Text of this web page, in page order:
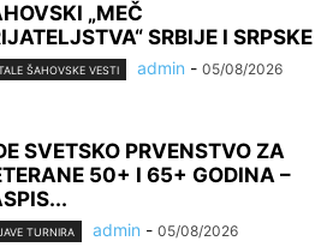
„MEČ
SRBIJE I SRPSKE
ŠAHOVSKE VESTI admin - 05/08/2026
SVETSKO PRVENSTVO ZA
50+ I 65+ GODINA –
TURNIRA admin - 05/08/2026